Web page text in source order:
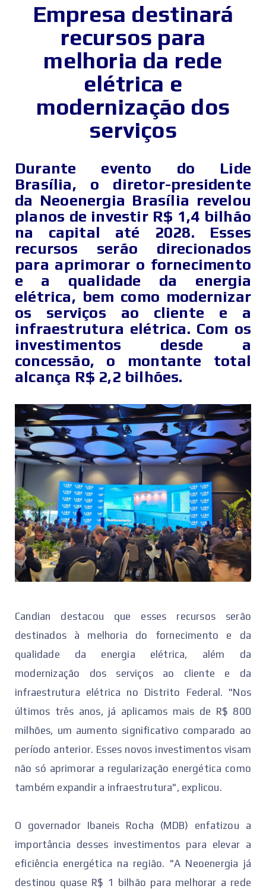
Empresa destinará
recursos para
melhoria da rede
elétrica e
modernização dos
serviços
Durante evento do Lide
Brasília, o diretor-presidente
da Neoenergia Brasília revelou
planos de investir R$ 1,4 bilhão
na capital até 2028. Esses
recursos serão direcionados
para aprimorar o fornecimento
e a qualidade da energia
elétrica, bem como modernizar
os serviços ao cliente e a
infraestrutura elétrica. Com os
investimentos desde a
concessão, o montante total
alcança R$ 2,2 bilhões.
Candian destacou que esses recursos serão
destinados à melhoria do fornecimento e da
qualidade da energia elétrica, além da
modernização dos serviços ao cliente e da
infraestrutura elétrica no Distrito Federal. "Nos
últimos três anos, já aplicamos mais de R$ 800
milhões, um aumento significativo comparado ao
período anterior. Esses novos investimentos visam
não só aprimorar a regularização energética como
também expandir a infraestrutura", explicou.
O governador Ibaneis Rocha (MDB) enfatizou a
importância desses investimentos para elevar a
eficiência energética na região. "A Neoenergia já
destinou quase R$ 1 bilhão para melhorar a rede